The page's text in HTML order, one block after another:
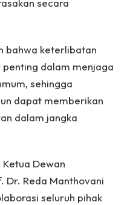
secara
bahwa keterlibatan
dalam menjaga
sehingga
dapat memberikan
dalam jangka
Dewan
Dr. Reda Manthovani
seluruh pihak